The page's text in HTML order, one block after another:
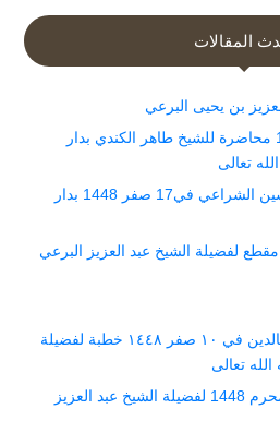
المقالات
بن يحيى البرعي
خطر الرياء في 16 صفر 1448 محاضرة للشيخ طاهر الكندي بدار
تعالى
الإيمان بالقدر خطبة الشيخ حسين الشراعي في17 صفر 1448 بدار
درجات الجنة 29 محرم 1448 مقطع لفضيلة الشيخ عبد العزيز البرعي
الخطوات العملية في الكمال بالدين في ١٠ صفر ١٤٤٨ خطبة لفضيلة
تعالى
خطبة الاستسقاء والدعاء 26 محرم 1448 لفضيلة الشيخ عبد العزيز